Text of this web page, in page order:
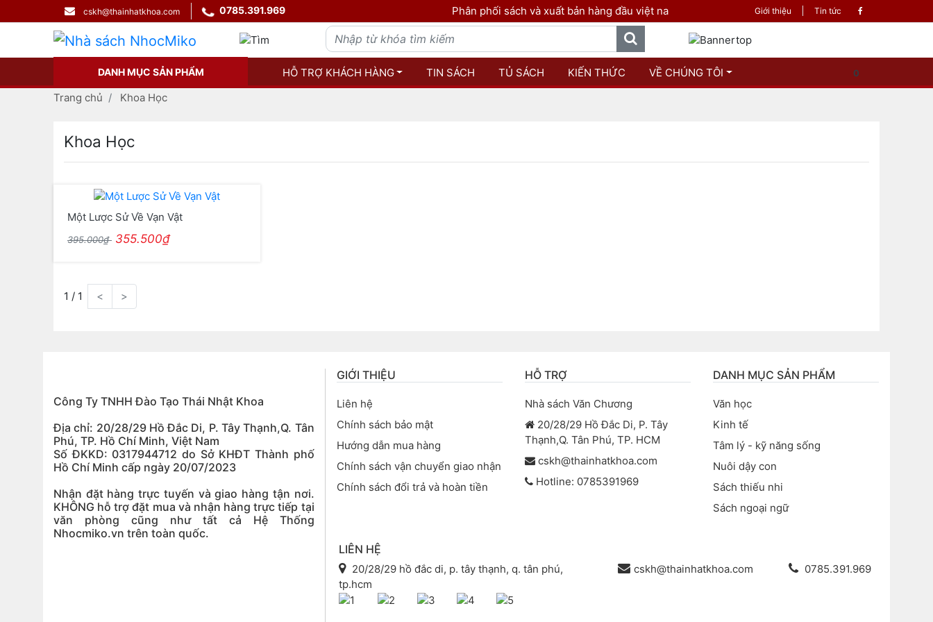
cskh@thainhatkhoa.com 0785.391.969 Phân phối sách và xuất bản hàng đầu việt nam - Sách là tri thức Giới thiệu Tin tức
HỖ TRỢ KHÁCH HÀNG TIN SÁCH TỦ SÁCH KIẾN THỨC VỀ CHÚNG TÔI 0
DANH MỤC SẢN PHẨM
Trang chủ Khoa Học
Khoa Học
Một Lược Sử Về Vạn Vật
395.000₫ 355.500₫
1 / 1 < >
Công Ty TNHH Đào Tạo Thái Nhật Khoa
Địa chỉ: 20/28/29 Hồ Đắc Di, P. Tây Thạnh,Q. Tân
Phú, TP. Hồ Chí Minh, Việt Nam
Số ĐKKD: 0317944712 do Sở KHĐT Thành phố
Hồ Chí Minh cấp ngày 20/07/2023
Nhận đặt hàng trực tuyến và giao hàng tận nơi.
KHÔNG hỗ trợ đặt mua và nhận hàng trực tiếp tại
văn phòng cũng như tất cả Hệ Thống
Nhocmiko.vn trên toàn quốc.
GIỚI THIỆU
Liên hệ
Chính sách bảo mật
Hướng dẫn mua hàng
Chính sách vận chuyển giao nhận
Chính sách đổi trả và hoàn tiền
HỖ TRỢ
Nhà sách Văn Chương
20/28/29 Hồ Đắc Di, P. Tây
Thạnh,Q. Tân Phú, TP. HCM
cskh@thainhatkhoa.com
Hotline: 0785391969
DANH MỤC SẢN PHẨM
Văn học
Kinh tế
Tâm lý - kỹ năng sống
Nuôi dậy con
Sách thiếu nhi
Sách ngoại ngữ
LIÊN HỆ
20/28/29 hồ đắc di, p. tây thạnh, q. tân phú,
tp.hcm
cskh@thainhatkhoa.com 0785.391.969